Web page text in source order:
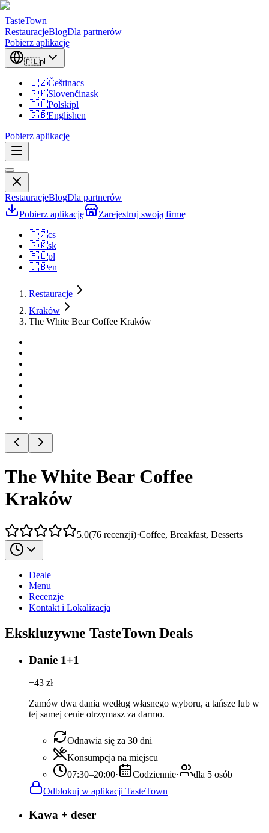
TasteTown
RestauracjeBlogDla partnerów
Pobierz aplikację
🇵🇱pl
🇨🇿Češtinacs
🇸🇰Slovenčinask
🇵🇱Polskipl
🇬🇧Englishen
Pobierz aplikację
RestauracjeBlogDla partnerów
Pobierz aplikację
Zarejestruj swoją firmę
🇨🇿cs
🇸🇰sk
🇵🇱pl
🇬🇧en
Restauracje
Kraków
The White Bear Coffee Kraków
The White Bear Coffee
Kraków
5.0(76 recenzji)·Coffee, Breakfast, Desserts
Deale
Menu
Recenzje
Kontakt i Lokalizacja
Ekskluzywne TasteTown Deals
Danie 1+1
−43 zł
Zamów dwa dania według własnego wyboru, a tańsze lub w
tej samej cenie otrzymasz za darmo.
Odnawia się za 30 dni
Konsumpcja na miejscu
07:30–20:00· Codziennie·
dla 5 osób
Odblokuj w aplikacji TasteTown
Kawa + deser